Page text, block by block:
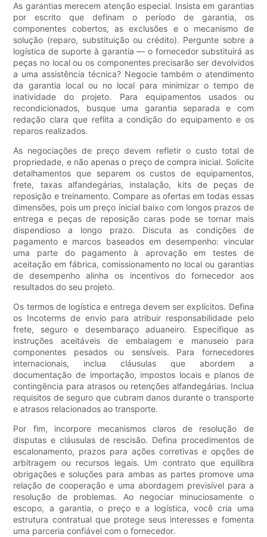
As garantias merecem atenção especial. Insista em garantias
por escrito que definam o período de garantia, os
componentes cobertos, as exclusões e o mecanismo de
solução (reparo, substituição ou crédito). Pergunte sobre a
logística de suporte à garantia — o fornecedor substituirá as
peças no local ou os componentes precisarão ser devolvidos
a uma assistência técnica? Negocie também o atendimento
da garantia local ou no local para minimizar o tempo de
inatividade do projeto. Para equipamentos usados ​​ou
recondicionados, busque uma garantia separada e com
redação clara que reflita a condição do equipamento e os
reparos realizados.
As negociações de preço devem refletir o custo total de
propriedade, e não apenas o preço de compra inicial. Solicite
detalhamentos que separem os custos de equipamentos,
frete, taxas alfandegárias, instalação, kits de peças de
reposição e treinamento. Compare as ofertas em todas essas
dimensões, pois um preço inicial baixo com longos prazos de
entrega e peças de reposição caras pode se tornar mais
dispendioso a longo prazo. Discuta as condições de
pagamento e marcos baseados em desempenho: vincular
uma parte do pagamento à aprovação em testes de
aceitação em fábrica, comissionamento no local ou garantias
de desempenho alinha os incentivos do fornecedor aos
resultados do seu projeto.
Os termos de logística e entrega devem ser explícitos. Defina
os Incoterms de envio para atribuir responsabilidade pelo
frete, seguro e desembaraço aduaneiro. Especifique as
instruções aceitáveis ​​de embalagem e manuseio para
componentes pesados ​​ou sensíveis. Para fornecedores
internacionais, inclua cláusulas que abordem a
documentação de importação, impostos locais e planos de
contingência para atrasos ou retenções alfandegárias. Inclua
requisitos de seguro que cubram danos durante o transporte
e atrasos relacionados ao transporte.
Por fim, incorpore mecanismos claros de resolução de
disputas e cláusulas de rescisão. Defina procedimentos de
escalonamento, prazos para ações corretivas e opções de
arbitragem ou recursos legais. Um contrato que equilibra
obrigações e soluções para ambas as partes promove uma
relação de cooperação e uma abordagem previsível para a
resolução de problemas. Ao negociar minuciosamente o
escopo, a garantia, o preço e a logística, você cria uma
estrutura contratual que protege seus interesses e fomenta
uma parceria confiável com o fornecedor.